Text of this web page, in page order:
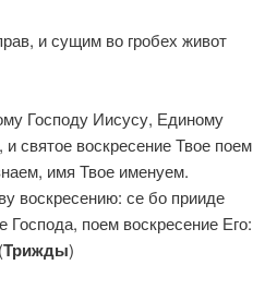
и сущим во гробех живот
Господу Иисусу, Единому
святое воскресение Твое поем
имя Твое именуем.
воскресению: се бо прииде
поем воскресение Его:
Трижды)